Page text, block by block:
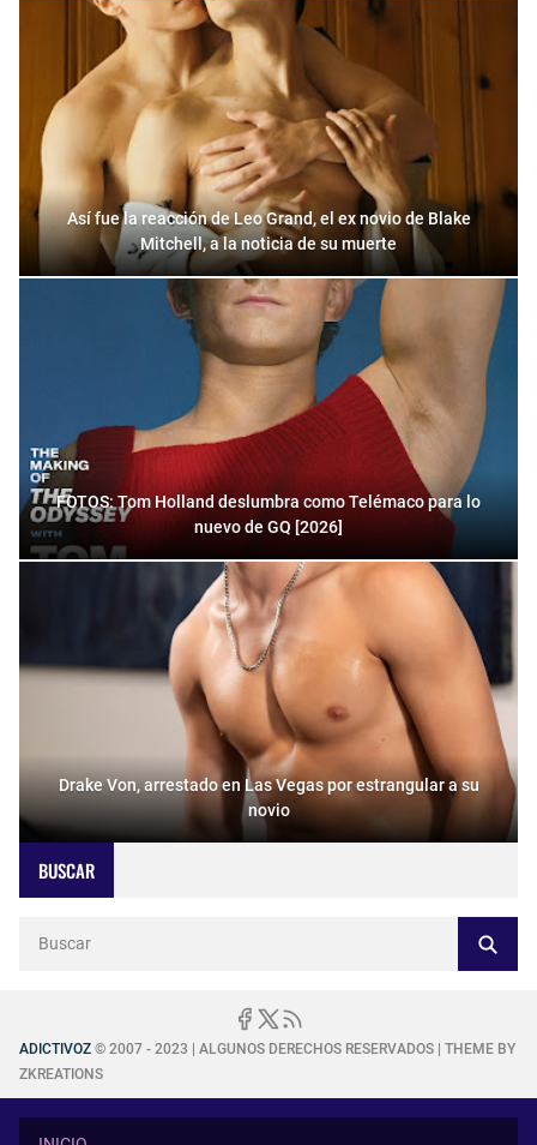
Así fue la reacción de Leo Grand, el ex novio de Blake
Mitchell, a la noticia de su muerte
FOTOS: Tom Holland deslumbra como Telémaco para lo
nuevo de GQ [2026]
Drake Von, arrestado en Las Vegas por estrangular a su
novio
BUSCAR
ADICTIVOZ © 2007 - 2023 | ALGUNOS DERECHOS RESERVADOS | THEME BY
ZKREATIONS